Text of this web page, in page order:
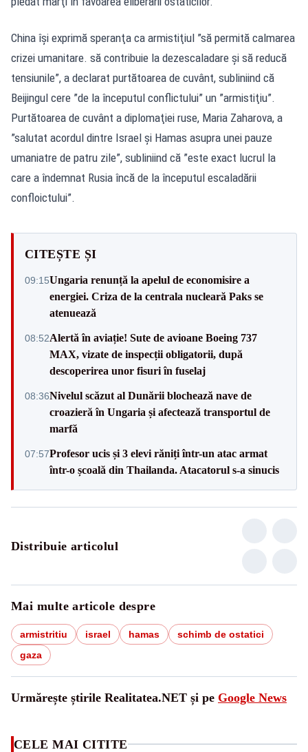
China îşi exprimă speranţa ca armistiţiul ”să permită calmarea
crizei umanitare. să contribuie la dezescaladare şi să reducă
tensiunile”, a declarat purtătoarea de cuvânt, subliniind că
Beijingul cere ”de la începutul conflictului” un ”armistiţiu”.
Purtătoarea de cuvânt a diplomaţiei ruse, Maria Zaharova, a
”salutat acordul dintre Israel şi Hamas asupra unei pauze
umaniatre de patru zile”, subliniind că ”este exact lucrul la
care a îndemnat Rusia încă de la începutul escaladării
confloictului”.
CITEȘTE ȘI
09:15Ungaria renunță la apelul de economisire a
energiei. Criza de la centrala nucleară Paks se
atenuează
08:52Alertă în aviație! Sute de avioane Boeing 737
MAX, vizate de inspecții obligatorii, după
descoperirea unor fisuri în fuselaj
08:36Nivelul scăzut al Dunării blochează nave de
croazieră în Ungaria și afectează transportul de
marfă
07:57Profesor ucis și 3 elevi răniți într-un atac armat
într-o școală din Thailanda. Atacatorul s-a sinucis
Distribuie articolul
Mai multe articole despre
armistritiu israel hamas
schimb de ostatici
gaza
Urmărește știrile Realitatea.NET și pe Google News
CELE MAI CITITE